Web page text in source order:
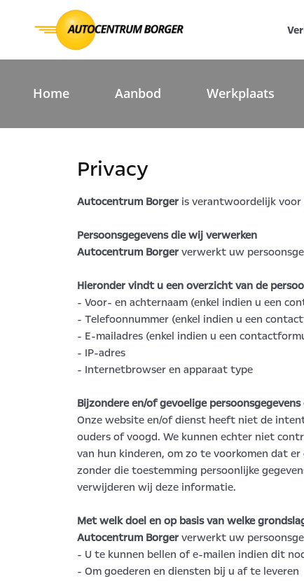
Home Aanbod Werkplaats
Privacy
Autocentrum Borgeris verantwoordelijk voor
Persoonsgegevens die wij verwerken
Autocentrum Borgerverwerkt uw
Hieronder vindt u een overzicht van de
- Voor- en achternaam (enkel indien u een
- Telefoonnummer (enkel indien u een
- E-mailadres (enkel indien u een
- IP-adres
- Internetbrowser en apparaat type
Bijzondere en/of gevoelige
Onze website en/of dienst heeft niet de
ouders of voogd. We kunnen echter niet
van hun kinderen, om zo te voorkomen dat
zonder die toestemming persoonlijke
verwijderen wij deze informatie.
Met welk doel en op basis van welke
Autocentrum Borgerverwerkt uw
- U te kunnen bellen of e-mailen indien dit
- Om goederen en diensten bij u af te leveren